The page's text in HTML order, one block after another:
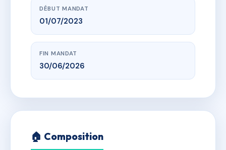
DÉBUT MANDAT
01/07/2023
FIN MANDAT
30/06/2026
🏠 Composition